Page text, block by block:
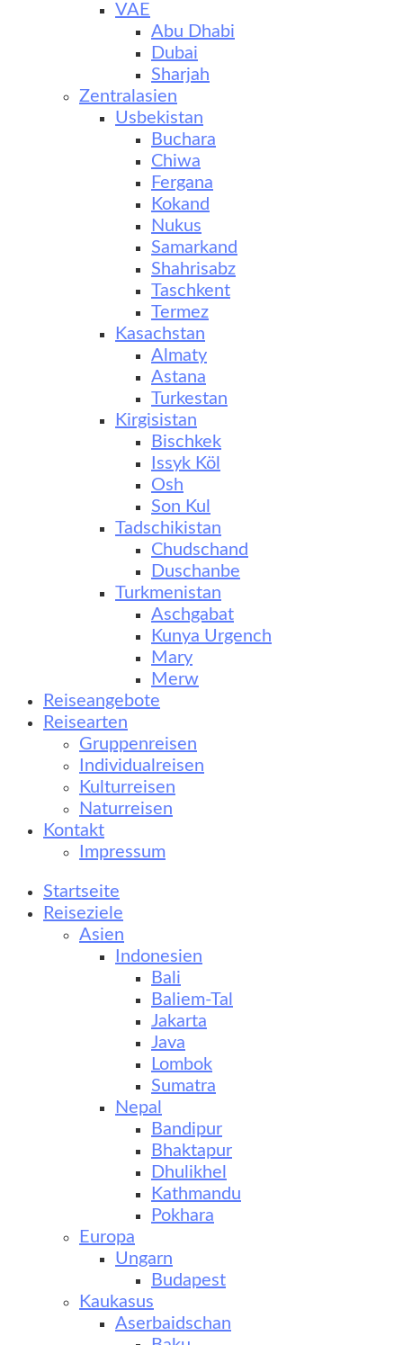
VAE
Abu Dhabi
Dubai
Sharjah
Zentralasien
Usbekistan
Buchara
Chiwa
Fergana
Kokand
Nukus
Samarkand
Shahrisabz
Taschkent
Termez
Kasachstan
Almaty
Astana
Turkestan
Kirgisistan
Bischkek
Issyk Köl
Osh
Son Kul
Tadschikistan
Chudschand
Duschanbe
Turkmenistan
Aschgabat
Kunya Urgench
Mary
Merw
Reiseangebote
Reisearten
Gruppenreisen
Individualreisen
Kulturreisen
Naturreisen
Kontakt
Impressum
Startseite
Reiseziele
Asien
Indonesien
Bali
Baliem-Tal
Jakarta
Java
Lombok
Sumatra
Nepal
Bandipur
Bhaktapur
Dhulikhel
Kathmandu
Pokhara
Europa
Ungarn
Budapest
Kaukasus
Aserbaidschan